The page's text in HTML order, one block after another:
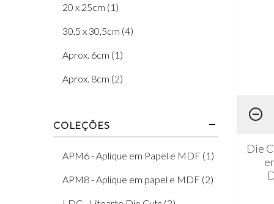
Die
20 x 25cm (1)
30,5 x 30,5cm (4)
Aprox. 6cm (1)
Aprox. 8cm (2)
COLEÇÕES
APM6 - Aplique em Papel e MDF (1)
APM8 - Aplique em papel e MDF (2)